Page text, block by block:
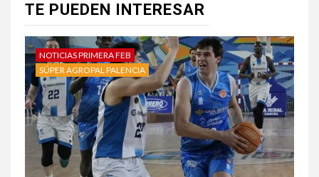
TE PUEDEN INTERESAR
NOTICIAS PRIMERA FEB
SÚPER AGROPAL PALENCIA